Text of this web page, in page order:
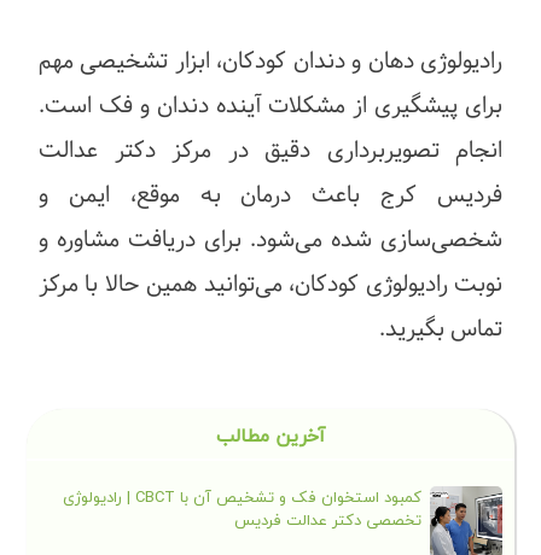
رادیولوژی دهان و دندان کودکان، ابزار تشخیصی مهم
برای پیشگیری از مشکلات آینده دندان و فک است.
انجام تصویربرداری دقیق در مرکز دکتر عدالت
فردیس کرج باعث درمان به موقع، ایمن و
شخصی‌سازی شده می‌شود. برای دریافت مشاوره و
نوبت رادیولوژی کودکان، می‌توانید همین حالا با مرکز
تماس بگیرید.
آخرین مطالب
کمبود استخوان فک و تشخیص آن با CBCT | رادیولوژی
تخصصی دکتر عدالت فردیس